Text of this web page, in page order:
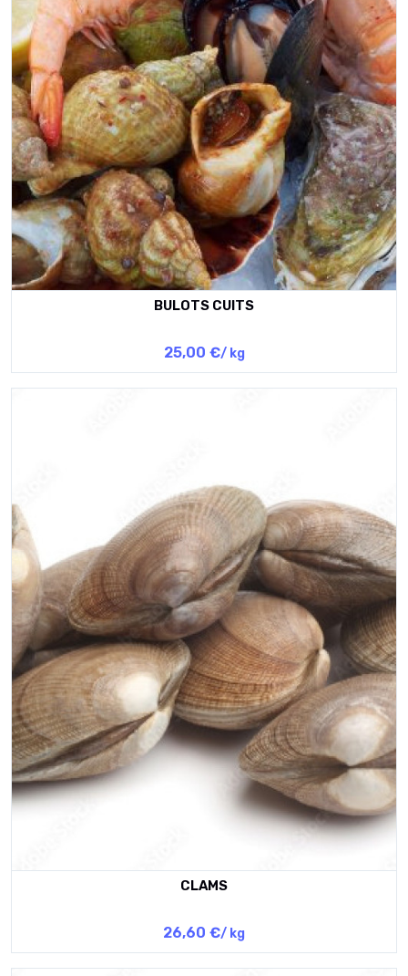
BULOTS CUITS
25,00 €/ kg
CLAMS
26,60 €/ kg